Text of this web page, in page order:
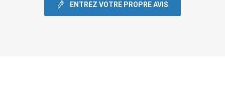
ENTREZ VOTRE PROPRE AVIS